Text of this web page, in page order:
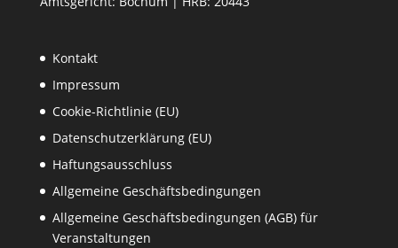
Kontakt
Impressum
Cookie-Richtlinie (EU)
Datenschutzerklärung (EU)
Haftungsausschluss
Allgemeine Geschäftsbedingungen
Allgemeine Geschäftsbedingungen (AGB) für
Veranstaltungen